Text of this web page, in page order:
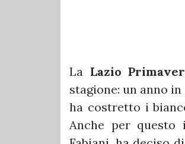
La Lazio
stagione: un anno
ha costretto i
Anche per questo